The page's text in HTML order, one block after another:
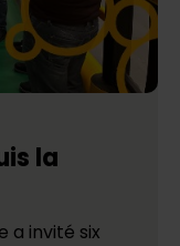
la
a invité six